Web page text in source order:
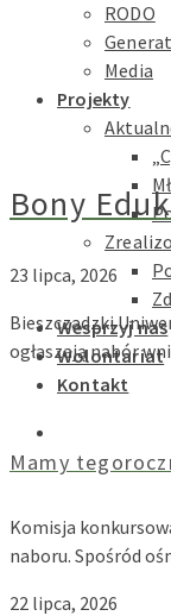
RODO
Media
Projekty
Wesprzyj nas
Wolontariat
Kontakt
Bony
23 lipca, 2026
Bieszczadzki
ogłaszają nabór
Mamy
Komisja
naboru. Spośród
22 lipca, 2026